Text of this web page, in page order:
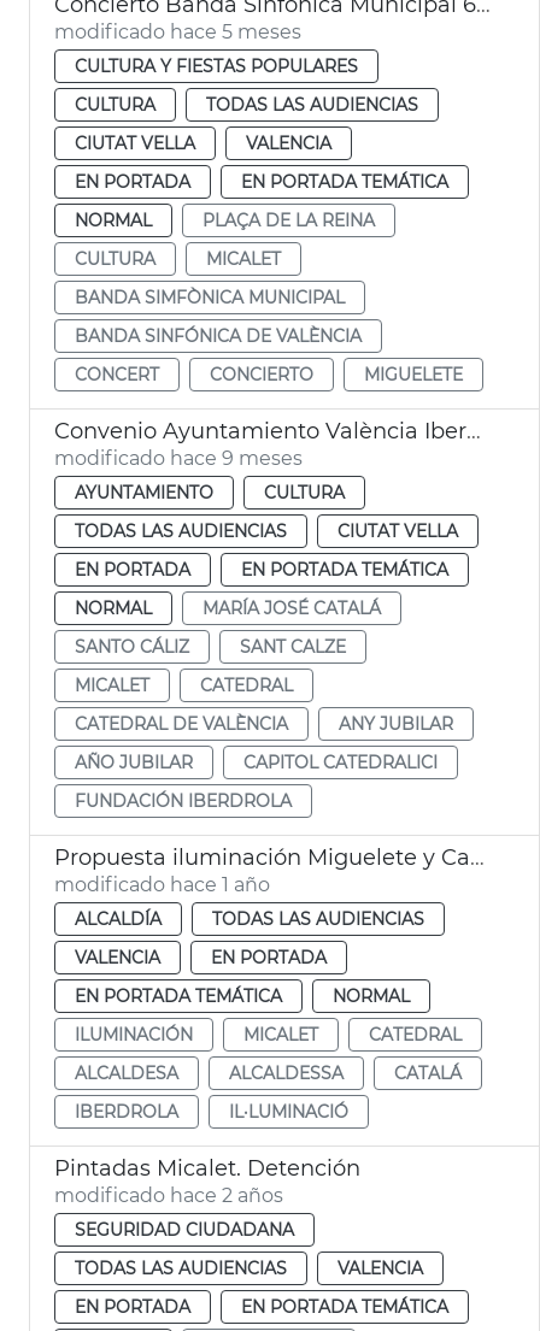
modificado hace 5 meses
CULTURA Y FIESTAS POPULARES
CULTURA
TODAS LAS AUDIENCIAS
CIUTAT VELLA
VALENCIA
EN PORTADA
EN PORTADA TEMÁTICA
NORMAL
PLAÇA DE LA REINA
CULTURA
MICALET
BANDA SIMFÒNICA MUNICIPAL
BANDA SINFÓNICA DE VALÈNCIA
CONCERT
CONCIERTO MIGUELETE
Convenio Ayuntamiento València Iberdrola iluminación Catedral Micalet
modificado hace 9 meses
AYUNTAMIENTO
CULTURA
TODAS LAS AUDIENCIAS
CIUTAT VELLA
EN PORTADA
EN PORTADA TEMÁTICA
NORMAL
MARÍA JOSÉ CATALÁ
SANTO CÁLIZ
SANT CALZE
MICALET
CATEDRAL
CATEDRAL DE VALÈNCIA
ANY JUBILAR
AÑO JUBILAR
CAPITOL CATEDRALICI
FUNDACIÓN IBERDROLA
Propuesta iluminación Miguelete y Catedral de València
modificado hace 1 año
ALCALDÍA
TODAS LAS AUDIENCIAS
VALENCIA
EN PORTADA
EN PORTADA TEMÁTICA
NORMAL
ILUMINACIÓN
MICALET
CATEDRAL
ALCALDESA
ALCALDESSA
CATALÁ
IBERDROLA
IL·LUMINACIÓ
Pintadas Micalet. Detención
modificado hace 2 años
SEGURIDAD CIUDADANA
TODAS LAS AUDIENCIAS
VALENCIA
EN PORTADA
EN PORTADA TEMÁTICA